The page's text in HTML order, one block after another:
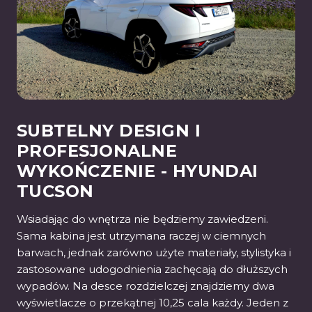
SUBTELNY DESIGN I
PROFESJONALNE
WYKOŃCZENIE - HYUNDAI
TUCSON
Wsiadając do wnętrza nie będziemy zawiedzeni.
Sama kabina jest utrzymana raczej w ciemnych
barwach, jednak zarówno użyte materiały, stylistyka i
zastosowane udogodnienia zachęcają do dłuższych
wypadów. Na desce rozdzielczej znajdziemy dwa
wyświetlacze o przekątnej 10,25 cala każdy. Jeden z